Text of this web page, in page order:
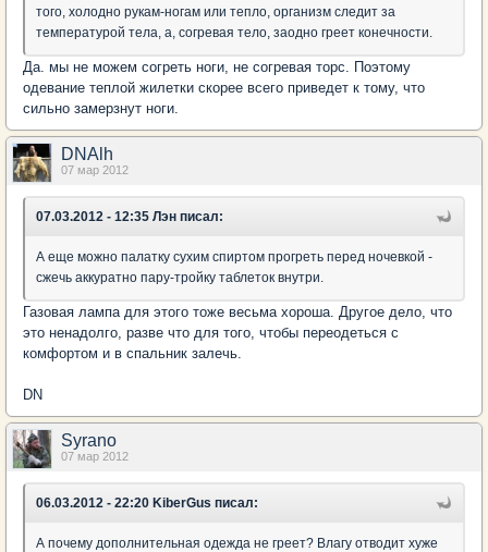
того, холодно рукам-ногам или тепло, организм следит за
температурой тела, а, согревая тело, заодно греет конечности.
Да. мы не можем согреть ноги, не согревая торс. Поэтому
одевание теплой жилетки скорее всего приведет к тому, что
сильно замерзнут ноги.
DNAlh
07 мар 2012
07.03.2012 - 12:35 Лэн писал:
А еще можно палатку сухим спиртом прогреть перед ночевкой -
сжечь аккуратно пару-тройку таблеток внутри.
Газовая лампа для этого тоже весьма хороша. Другое дело, что
это ненадолго, разве что для того, чтобы переодеться с
комфортом и в спальник залечь.
DN
Syrano
07 мар 2012
06.03.2012 - 22:20 KiberGus писал:
А почему дополнительная одежда не греет? Влагу отводит хуже